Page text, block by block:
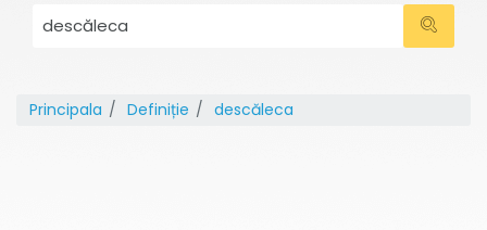
Principala Definiție descăleca